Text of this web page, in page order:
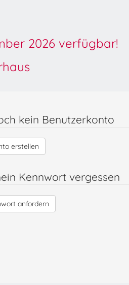
2026 verfügbar!
kein Benutzerkonto
erstellen
Kennwort vergessen
anfordern